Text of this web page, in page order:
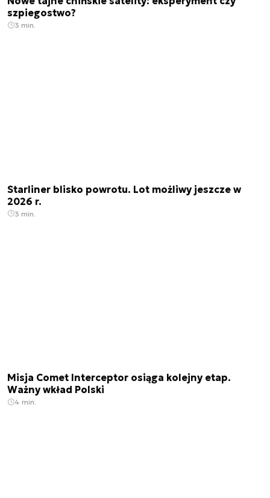
szpiegostwo?
3 min.
Starliner blisko powrotu. Lot możliwy jeszcze w
2026 r.
3 min.
Misja Comet Interceptor osiąga kolejny etap.
Ważny wkład Polski
4 min.